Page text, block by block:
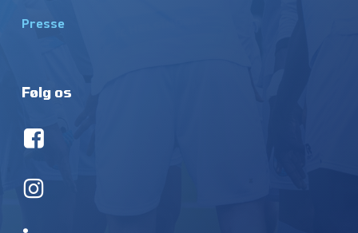
Presse
Følg os